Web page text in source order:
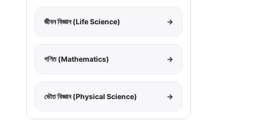
জীবন বিজ্ঞান (Life Science) →
গণিত (Mathematics) →
ভৌত বিজ্ঞান (Physical Science) →